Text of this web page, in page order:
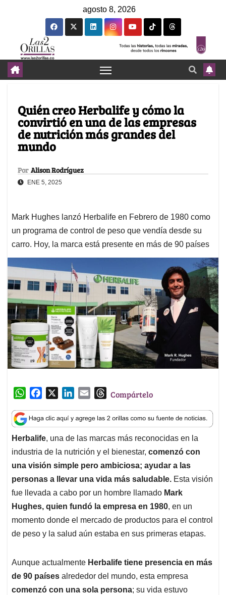
agosto 8, 2026
Quién creo Herbalife y cómo la
convirtió en una de las empresas
de nutrición más grandes del
mundo
Por Alison Rodríguez
ENE 5, 2025
Mark Hughes lanzó Herbalife en Febrero de 1980 como
un programa de control de peso que vendía desde su
carro. Hoy, la marca está presente en más de 90 países
W
a
t
s
A
p
p
c
e
b
o
o
k
n
k
e
d
I
n
a
i
l
T
r
e
a
d
s
Compártelo
Herbalife, una de las marcas más reconocidas en la
industria de la nutrición y el bienestar, comenzó con
una visión simple pero ambiciosa; ayudar a las
personas a llevar una vida más saludable. Esta visión
fue llevada a cabo por un hombre llamado Mark
Hughes, quien fundó la empresa en 1980, en un
momento donde el mercado de productos para el control
de peso y la salud aún estaba en sus primeras etapas.
Aunque actualmente Herbalife tiene presencia en más
de 90 países alrededor del mundo, esta empresa
comenzó con una sola persona; su vida estuvo